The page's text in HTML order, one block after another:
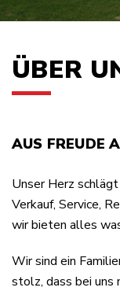
ÜBER
AUS FREUDE
Unser Herz
Verkauf, Service,
wir bieten alles
Wir sind ein
stolz, dass bei uns